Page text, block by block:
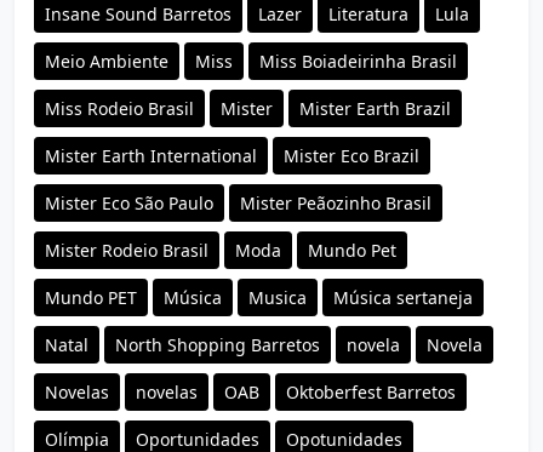
Insane Sound Barretos Lazer Literatura Lula
Meio Ambiente Miss Miss Boiadeirinha Brasil
Miss Rodeio Brasil Mister Mister Earth Brazil
Mister Earth International Mister Eco Brazil
Mister Eco São Paulo Mister Peãozinho Brasil
Mister Rodeio Brasil Moda Mundo Pet
Mundo PET Música Musica Música sertaneja
Natal North Shopping Barretos novela Novela
Novelas novelas OAB Oktoberfest Barretos
Olímpia Oportunidades Opotunidades